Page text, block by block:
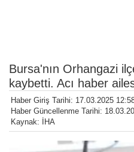
Bursa'nın Orhangazi
kaybetti. Acı haber
Haber Giriş Tarihi: 17.03.2025
Haber Güncellenme Tarihi:
Kaynak: İHA